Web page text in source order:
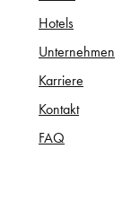
Hotels
Unternehmen
Karriere
Kontakt
FAQ